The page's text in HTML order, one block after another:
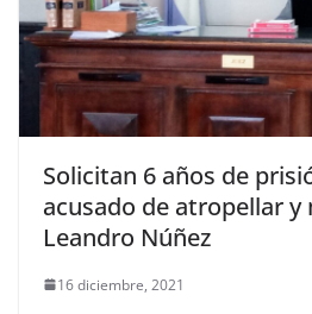
Solicitan 6 años de
acusado de atropellar y
Leandro Núñez
16 diciembre, 2021